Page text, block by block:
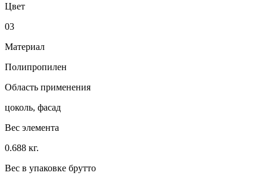
Цвет
03
Материал
Полипропилен
Область применения
цоколь, фасад
Вес элемента
0.688 кг.
Вес в упаковке брутто